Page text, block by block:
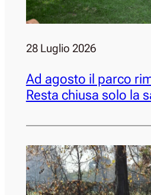
28 Luglio 2026
Ad agosto il parco
Resta chiusa solo la